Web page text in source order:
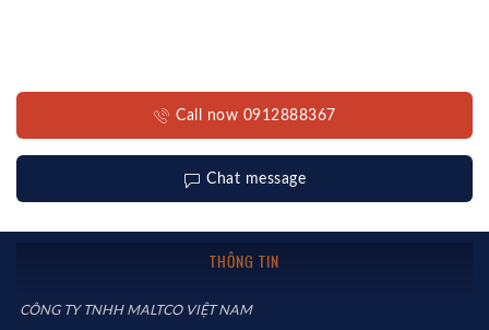
Call now 0912888367
Chat message
THÔNG TIN
CÔNG TY TNHH MALTCO VIỆT NAM